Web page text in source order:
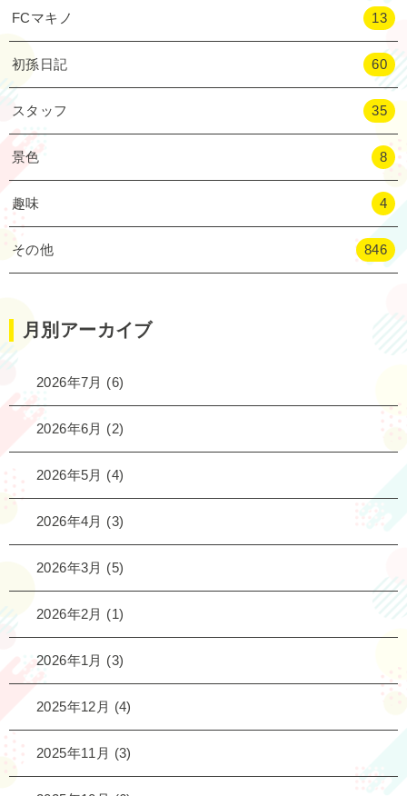
FCマキノ 13
初孫日記 60
スタッフ 35
景色 8
趣味 4
その他 846
月別アーカイブ
2026年7月 (6)
2026年6月 (2)
2026年5月 (4)
2026年4月 (3)
2026年3月 (5)
2026年2月 (1)
2026年1月 (3)
2025年12月 (4)
2025年11月 (3)